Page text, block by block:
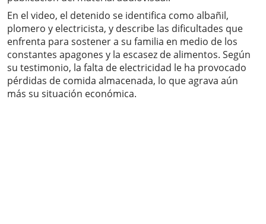
En el video, el detenido se identifica como albañil,
plomero y electricista, y describe las dificultades que
enfrenta para sostener a su familia en medio de los
constantes apagones y la escasez de alimentos. Según
su testimonio, la falta de electricidad le ha provocado
pérdidas de comida almacenada, lo que agrava aún
más su situación económica.